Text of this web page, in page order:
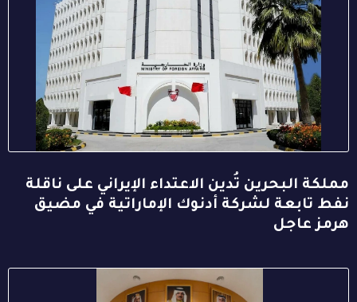
مملكة البحرين تُدين الاعتداء الإيراني على ناقلة
نفط تابعة لشركة أدنوك الإماراتية في مضيق
هرمز عاجل